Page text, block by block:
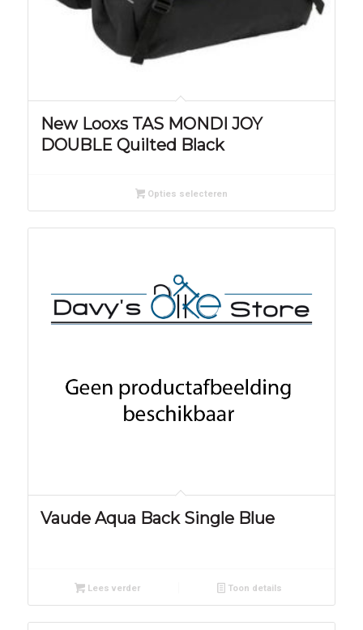
New Looxs TAS MONDI JOY
DOUBLE Quilted Black
Opties selecteren
Vaude Aqua Back Single Blue
Lees verder Toon details